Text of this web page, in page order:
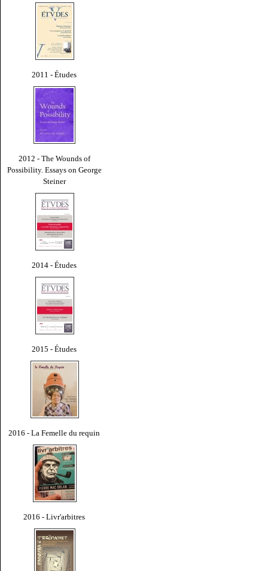
2011 - Études
2012 - The Wounds of
Possibility. Essays on George
Steiner
2014 - Études
2015 - Études
2016 - La Femelle du requin
2016 - Livr'arbitres